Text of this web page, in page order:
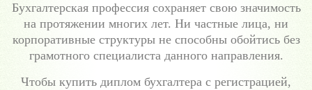
Бухгалтерская профессия сохраняет свою значимость
на протяжении многих лет. Ни частные лица, ни
корпоративные структуры не способны обойтись без
грамотного специалиста данного направления.
Чтобы купить диплом бухгалтера с регистрацией,